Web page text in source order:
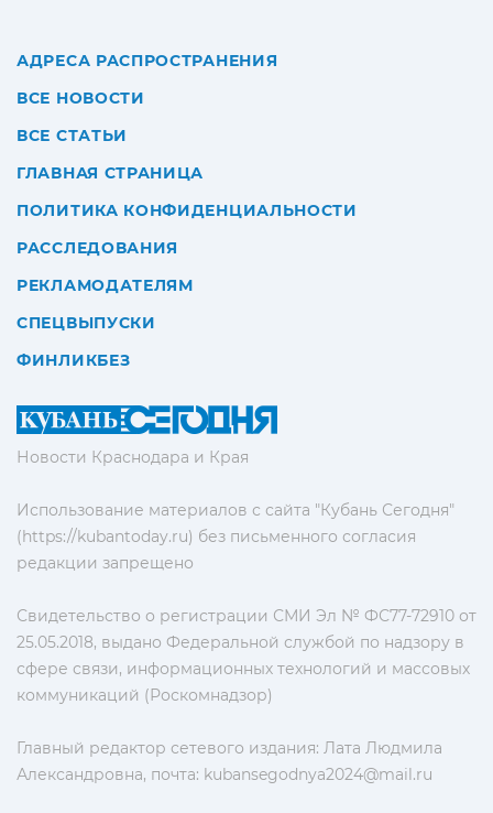
Новости Краснодара и Края
Использование материалов с сайта "Кубань Сегодня"
(https://kubantoday.ru) без письменного согласия
редакции запрещено
Свидетельство о регистрации СМИ Эл № ФС77-72910 от
25.05.2018, выдано Федеральной службой по надзору в
сфере связи, информационных технологий и массовых
коммуникаций (Роскомнадзор)
Главный редактор сетевого издания: Лата Людмила
Александровна, почта: kubansegodnya2024@mail.ru
АДРЕСА РАСПРОСТРАНЕНИЯ
ВСЕ НОВОСТИ
ВСЕ СТАТЬИ
ГЛАВНАЯ СТРАНИЦА
ПОЛИТИКА КОНФИДЕНЦИАЛЬНОСТИ
РАССЛЕДОВАНИЯ
РЕКЛАМОДАТЕЛЯМ
СПЕЦВЫПУСКИ
ФИНЛИКБЕЗ